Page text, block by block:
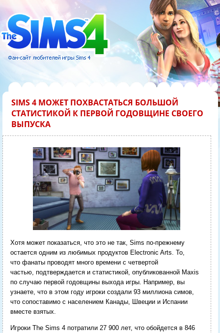
SIMS 4 МОЖЕТ ПОХВАСТАТЬСЯ БОЛЬШОЙ
СТАТИСТИКОЙ К ПЕРВОЙ ГОДОВЩИНЕ СВОЕГО
ВЫПУСКА
Хотя может показаться, что это не так, Sims по-прежнему
остается одним из любимых продуктов Electronic Arts. То,
что фанаты проводят много времени с четвертой
частью, подтверждается и статистикой, опубликованной Maxis
по случаю первой годовщины выхода игры. Например, вы
узнаете, что в этом году игроки создали 93 миллиона симов,
что сопоставимо с населением Канады, Швеции и Испании
вместе взятых.
Игроки The Sims 4 потратили 27 900 лет, что обойдется в 846